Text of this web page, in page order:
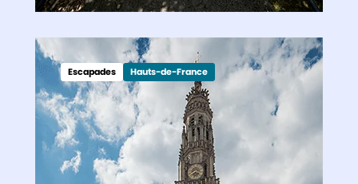
Escapades Hauts-de-France